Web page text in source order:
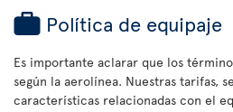
Política de equipaje
Es importante aclarar que los
según la aerolínea. Nuestras tarifas,
características relacionadas con el